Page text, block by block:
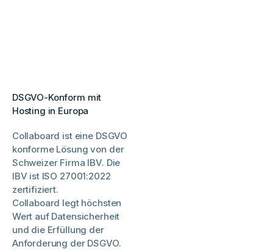
DSGVO-Konform mit
Hosting in Europa
Collaboard ist eine DSGVO
konforme Lösung von der
Schweizer Firma IBV. Die
IBV ist ISO 27001:2022
zertifiziert.
Collaboard legt höchsten
Wert auf Datensicherheit
und die Erfüllung der
Anforderung der DSGVO.